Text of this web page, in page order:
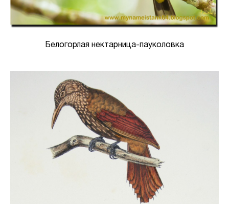
Белогорлая нектарница-пауколовка